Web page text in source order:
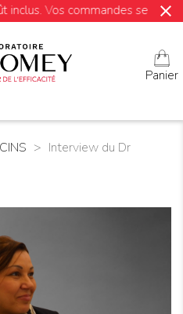
commandes seront close
Panier
Interview du Dr